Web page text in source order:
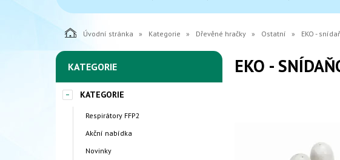
Úvodní stránka Kategorie Dřevěné hračky Ostatní EKO -
KATEGORIE
KATEGORIE
Respirátory FFP2
Akční nabídka
Novinky
EKO -